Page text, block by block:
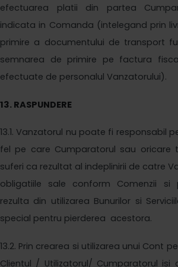
efectuarea platii din partea
indicata in Comanda (intelegand prin
primire a documentului de transport
semnarea de primire pe factura
efectuate de personalul Vanzatorului).
13. RASPUNDERE
13.1. Vanzatorul nu poate fi responsabil
fel pe care Cumparatorul sau
suferi ca rezultat al indeplinirii de catre
obligatiile sale conform Comenzii si
rezulta din utilizarea Bunurilor si
special pentru pierderea acestora.
13.2. Prin crearea si utilizarea unui Cont
Clientul / Utilizatorul/ Cumparatorul isi